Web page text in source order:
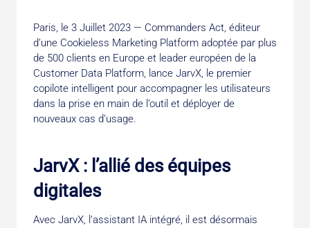
Paris, le 3 Juillet 2023 — Commanders Act, éditeur
d’une Cookieless Marketing Platform adoptée par plus
de 500 clients en Europe et leader européen de la
Customer Data Platform, lance JarvX, le premier
copilote intelligent pour accompagner les utilisateurs
dans la prise en main de l’outil et déployer de
nouveaux cas d’usage.
JarvX : l’allié des équipes
digitales
Avec JarvX, l’assistant IA intégré, il est désormais